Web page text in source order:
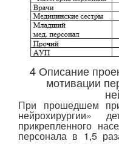
4 Описание
мотивации
При прошедшем
прикрепленного
персонала в 1,5